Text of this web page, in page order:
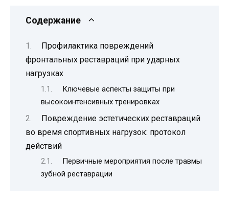
Содержание
Профилактика повреждений
фронтальных реставраций при ударных
нагрузках
Ключевые аспекты защиты при
высокоинтенсивных тренировках
Повреждение эстетических реставраций
во время спортивных нагрузок: протокол
действий
Первичные мероприятия после травмы
зубной реставрации